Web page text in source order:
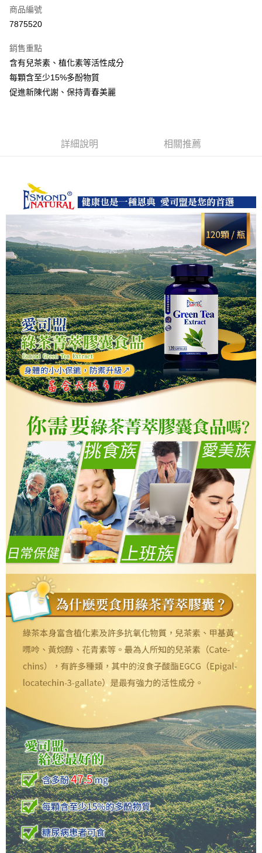
超商取貨付款
運送方式
全家取貨付款
每筆NT$60，滿NT$1,000(含以上)免運費
付款後7-11取貨
每筆NT$60，滿NT$1,000(含以上)免運費
宅配
每筆NT$120，滿NT$1,000(含以上)免運費
商品編號
7875520
銷售重點
含有兒茶素、植化素等活性成分
每顆含至少15%多酚物質
促進新陳代謝、保持青春美麗
詳細說明 相關推薦